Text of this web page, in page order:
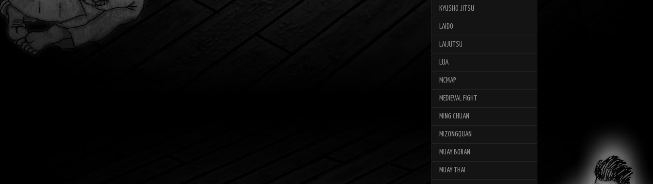
KYUSHO JITSU
LAIDO
LAIJUTSU
LUA
MCMAP
MEDIEVAL FIGHT
MING CHUAN
MIZONGQUAN
MUAY BORAN
MUAY THAI